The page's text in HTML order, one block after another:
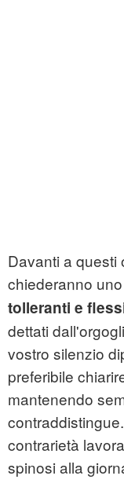
Davanti a questi
chiederanno
tolleranti e
dettati
vostro silenzio
preferibile
mantenendo
contrarietà
spinosi alla